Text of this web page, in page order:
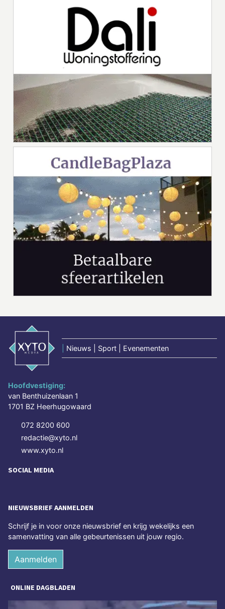
Nieuws | Sport | Evenementen
Hoofdvestiging:
van Benthuizenlaan 1
1701 BZ Heerhugowaard
072 8200 600
redactie@xyto.nl
www.xyto.nl
SOCIAL MEDIA
NIEUWSBRIEF AANMELDEN
Schrijf je in voor onze nieuwsbrief en krijg wekelijks een
samenvatting van alle gebeurtenissen uit jouw regio.
Aanmelden
ONLINE DAGBLADEN